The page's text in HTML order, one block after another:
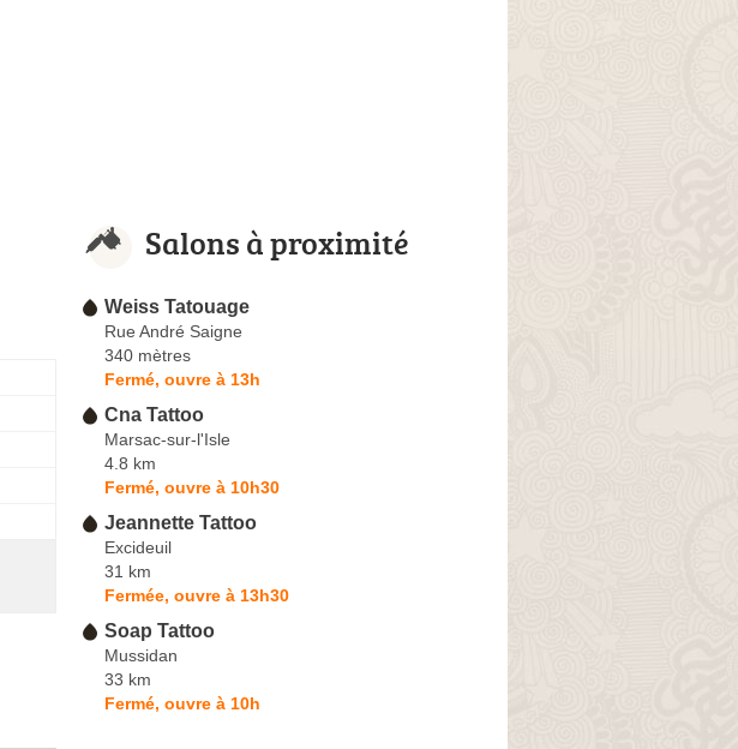
Salons à proximité
Weiss Tatouage
Rue André Saigne
340 mètres
Fermé, ouvre à 13h
Cna Tattoo
Marsac-sur-l'Isle
4.8 km
Fermé, ouvre à 10h30
Jeannette Tattoo
Excideuil
31 km
Fermée, ouvre à 13h30
Soap Tattoo
Mussidan
33 km
Fermé, ouvre à 10h